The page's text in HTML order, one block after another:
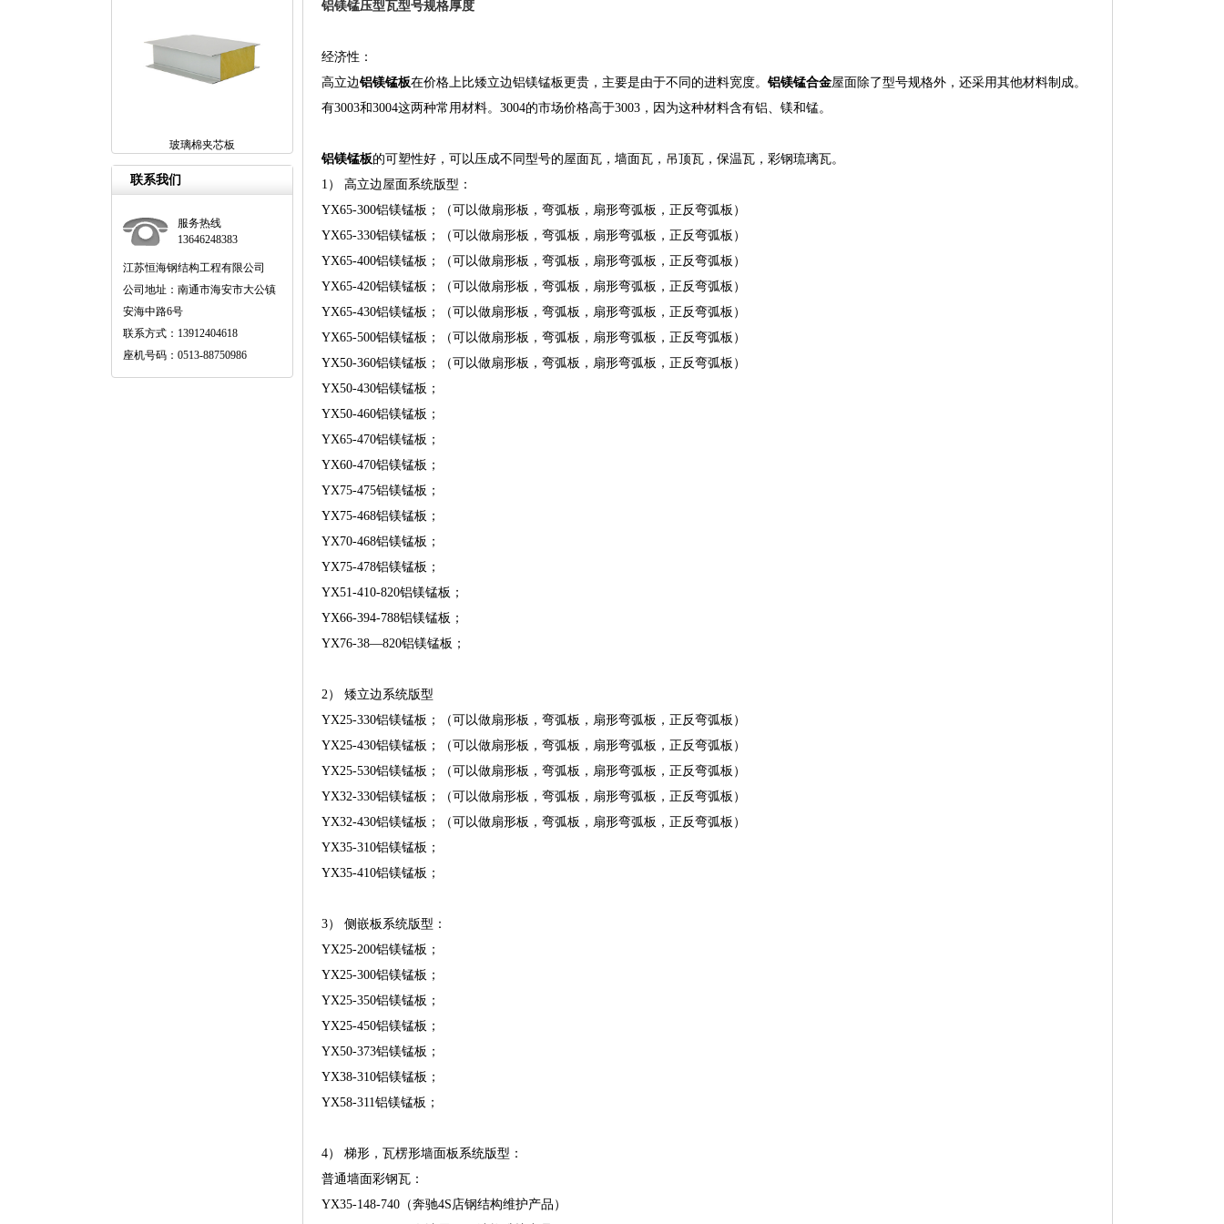
玻璃棉夹芯板
联系我们
服务热线
13646248383
江苏恒海钢结构工程有限公司
公司地址：南通市海安市大公镇
安海中路6号
联系方式：13912404618
座机号码：0513-88750986
铝镁锰压型瓦型号规格厚度
经济性：
高立边铝镁锰板在价格上比矮立边铝镁锰板更贵，主要是由于不同的进料宽度。 铝镁锰合金屋面除了型号规格外，还采用其他材料制成。
有3003和3004这两种常用材料。3004的市场价格高于3003，因为这种材料含有铝、镁和锰。
铝镁锰板的可塑性好，可以压成不同型号的屋面瓦，墙面瓦，吊顶瓦，保温瓦，彩钢琉璃瓦。
1） 高立边屋面系统版型：
YX65-300铝镁锰板；（可以做扇形板，弯弧板，扇形弯弧板，正反弯弧板）
YX65-330铝镁锰板；（可以做扇形板，弯弧板，扇形弯弧板，正反弯弧板）
YX65-400铝镁锰板；（可以做扇形板，弯弧板，扇形弯弧板，正反弯弧板）
YX65-420铝镁锰板；（可以做扇形板，弯弧板，扇形弯弧板，正反弯弧板）
YX65-430铝镁锰板；（可以做扇形板，弯弧板，扇形弯弧板，正反弯弧板）
YX65-500铝镁锰板；（可以做扇形板，弯弧板，扇形弯弧板，正反弯弧板）
YX50-360铝镁锰板；（可以做扇形板，弯弧板，扇形弯弧板，正反弯弧板）
YX50-430铝镁锰板；
YX50-460铝镁锰板；
YX65-470铝镁锰板；
YX60-470铝镁锰板；
YX75-475铝镁锰板；
YX75-468铝镁锰板；
YX70-468铝镁锰板；
YX75-478铝镁锰板；
YX51-410-820铝镁锰板；
YX66-394-788铝镁锰板；
YX76-38—820铝镁锰板；
2） 矮立边系统版型
YX25-330铝镁锰板；（可以做扇形板，弯弧板，扇形弯弧板，正反弯弧板）
YX25-430铝镁锰板；（可以做扇形板，弯弧板，扇形弯弧板，正反弯弧板）
YX25-530铝镁锰板；（可以做扇形板，弯弧板，扇形弯弧板，正反弯弧板）
YX32-330铝镁锰板；（可以做扇形板，弯弧板，扇形弯弧板，正反弯弧板）
YX32-430铝镁锰板；（可以做扇形板，弯弧板，扇形弯弧板，正反弯弧板）
YX35-310铝镁锰板；
YX35-410铝镁锰板；
3） 侧嵌板系统版型：
YX25-200铝镁锰板；
YX25-300铝镁锰板；
YX25-350铝镁锰板；
YX25-450铝镁锰板；
YX50-373铝镁锰板；
YX38-310铝镁锰板；
YX58-311铝镁锰板；
4） 梯形，瓦楞形墙面板系统版型：
普通墙面彩钢瓦：
YX35-148-740（奔驰4S店钢结构维护产品）